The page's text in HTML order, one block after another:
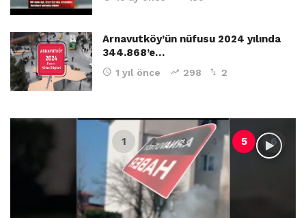
Arnavutköy’ün nüfusu 2024 yılında
344.868’e…
1 yıl önce 298 2